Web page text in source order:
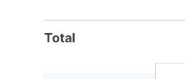
Total